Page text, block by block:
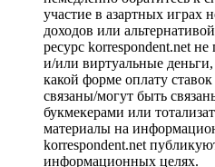
участие в азартных играх
доходов или
ресурс korrespondent.net
и/или виртуальные
какой форме оплату
связаны/могут быть
букмекерами или
материалы на
korrespondent.net
информационных целях.